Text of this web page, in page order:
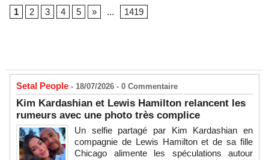
1
2 3 4 5 » ... 1419
Setal People - 18/07/2026 - 0 Commentaire
Kim Kardashian et Lewis Hamilton relancent les
rumeurs avec une photo très complice
Un selfie partagé par Kim Kardashian en
compagnie de Lewis Hamilton et de sa fille
Chicago alimente les spéculations autour